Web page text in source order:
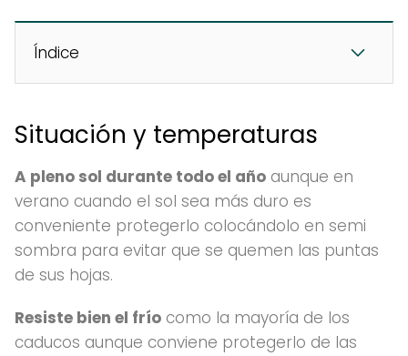
Índice
Situación y temperaturas
A pleno sol durante todo el año aunque en
verano cuando el sol sea más duro es
conveniente protegerlo colocándolo en semi
sombra para evitar que se quemen las puntas
de sus hojas.
Resiste bien el frío como la mayoría de los
caducos aunque conviene protegerlo de las